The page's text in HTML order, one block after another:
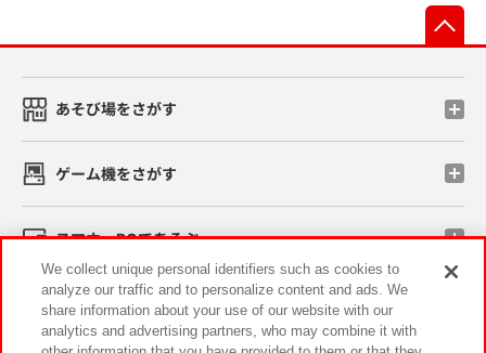
あそび場をさがす
ゲーム機をさがす
スマホ・PCであそぶ
イベント・キャンペーン
We collect unique personal identifiers such as cookies to
analyze our traffic and to personalize content and ads. We
share information about your use of our website with our
analytics and advertising partners, who may combine it with